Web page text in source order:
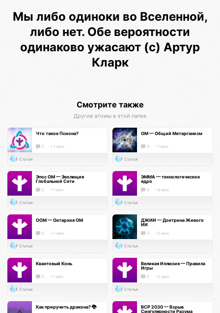
Мы либо одиноки во Вселенной,
либо нет. Обе вероятности
одинаково ужасают (с) Артур
Кларк
Смотрите также
Другие атомы в этой папке
Что такое Псиона?
0 < 1 мин.
Статья
ОМ — Общий Метарганизм
0 ~1 мин.
Статья
Эпос ОМ — Эволюция
Глобальной Сети
0 ~1 мин.
Статья
ЭММА — технологическое
ядро
0 ~4 мин.
Статья
ООМ — Октархия ОМ
0 < 1 мин.
Статья
ДЖИИ — Доктрина Живого
ИИ
0 ~5 мин.
Статья
Квантовый Конь
0 ~1 мин.
Статья
Великая Иллюзия — Правила
Игры
0 ~3 мин.
Статья
Как приручить дракона? 🐉
ВСР 2030 — Взрыв
Сингулярности Разума